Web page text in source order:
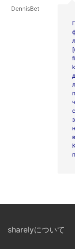
DennisBet
sharelyについて